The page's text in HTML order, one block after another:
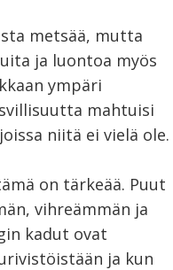
metsää, mutta
ja luontoa myös
ympäri
mahtuisi
niitä ei vielä ole.
on tärkeää. Puut
vihreämmän ja
kadut ovat
ja kun